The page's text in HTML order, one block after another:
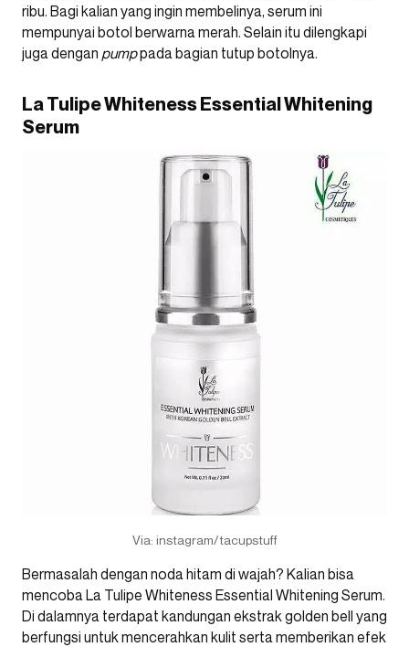
ribu. Bagi kalian yang ingin membelinya, serum ini
mempunyai botol berwarna merah. Selain itu dilengkapi
juga dengan pumppada bagian tutup botolnya.
La Tulipe Whiteness Essential Whitening
Serum
Via: instagram/tacupstuff
Bermasalah dengan noda hitam di wajah? Kalian bisa
mencoba La Tulipe Whiteness Essential Whitening Serum.
Di dalamnya terdapat kandungan ekstrak golden bell yang
berfungsi untuk mencerahkan kulit serta memberikan efek